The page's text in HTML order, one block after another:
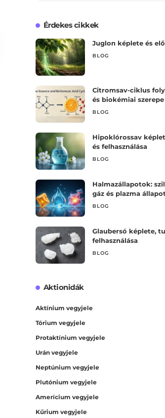
Érdekes cikkek
Juglon képlete és
BLOG
Citromsav-ciklus
és biokémiai szerepe
BLOG
Hipoklórossav
és felhasználása
BLOG
Halmazállapotok:
gáz és plazma állapot
BLOG
Glaubersó képlete,
felhasználása
BLOG
Aktionidák
Aktínium vegyjele
Tórium vegyjele
Protaktínium vegyjele
Urán vegyjele
Neptúnium vegyjele
Plutónium vegyjele
Amerícium vegyjele
Kűrium vegyjele